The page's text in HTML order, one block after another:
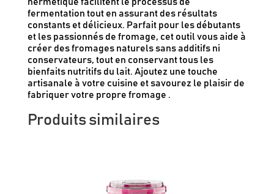
hermétique facilitent le processus de
fermentation tout en assurant des résultats
constants et délicieux. Parfait pour les débutants
et les passionnés de fromage, cet outil vous aide à
créer des fromages naturels sans additifs ni
conservateurs, tout en conservant tous les
bienfaits nutritifs du lait. Ajoutez une touche
artisanale à votre cuisine et savourez le plaisir de
fabriquer votre propre fromage .
Produits similaires